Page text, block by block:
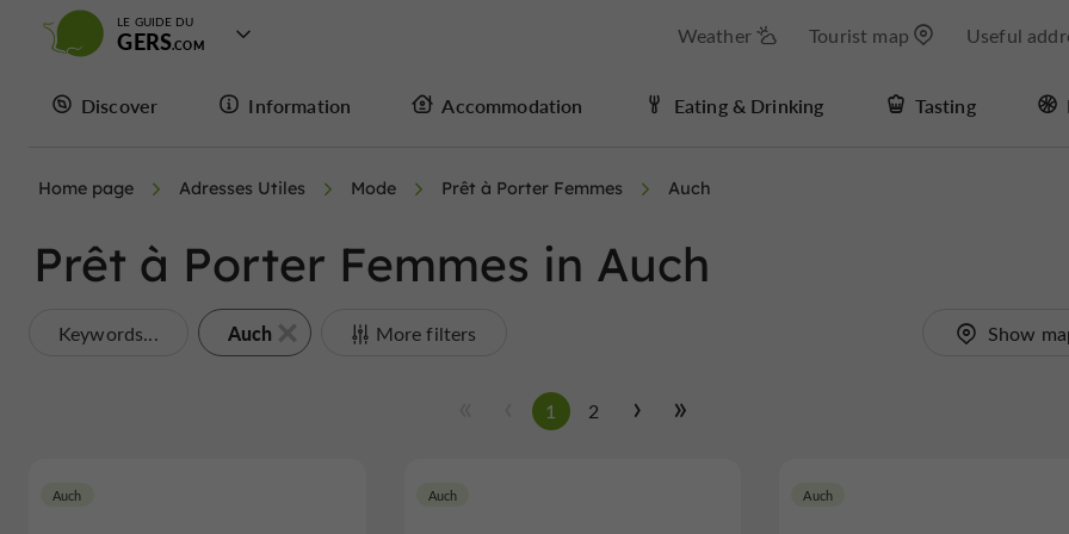
LE GUIDE DU
GERS Weather Tourist map Useful
Discover Information Accommodation Eating & Drinking Tasting
Home page Adresses Utiles Mode Prêt à Porter Femmes Auch
Prêt à Porter Femmes in Auch
Keywords... Auch More filters Show
1 2
Auch Auch Auch